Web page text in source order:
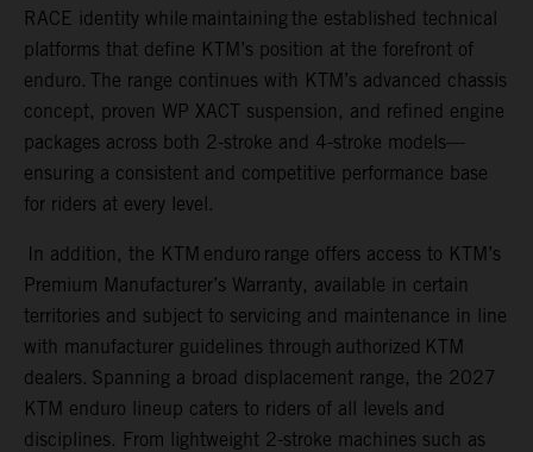
RACE identity while maintaining the established technical
platforms that define KTM’s position at the forefront of
enduro. The range continues with KTM’s advanced chassis
concept, proven WP XACT suspension, and refined engine
packages across both 2-stroke and 4-stroke models—
ensuring a consistent and competitive performance base
for riders at every level.
In addition, the KTM enduro range offers access to KTM’s
Premium Manufacturer’s Warranty, available in certain
territories and subject to servicing and maintenance in line
with manufacturer guidelines through authorized KTM
dealers. Spanning a broad displacement range, the 2027
KTM enduro lineup caters to riders of all levels and
disciplines. From lightweight 2-stroke machines such as